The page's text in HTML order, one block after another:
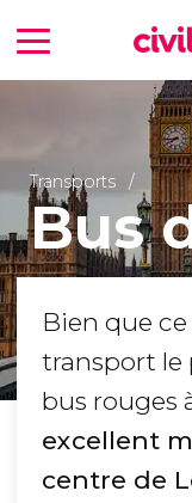
Transports
Bus
Bien que
transport le
bus rouges
excellent
centre de